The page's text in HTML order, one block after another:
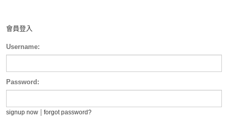
會員登入
Username:
Password:
signup now forgot password?